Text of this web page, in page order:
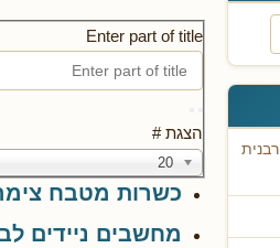
Enter part of title
הצגת #
20
כשרות מטבח
מחשבים ניידים